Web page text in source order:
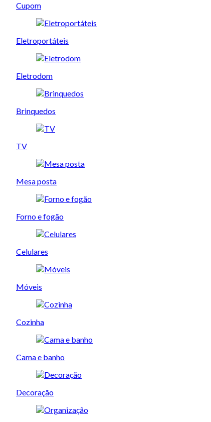
Cupom
Eletroportáteis
Eletrodom
Brinquedos
TV
Mesa posta
Forno e fogão
Celulares
Móveis
Cozinha
Cama e banho
Decoração